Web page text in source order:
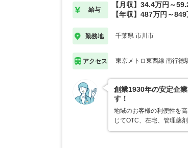
給与
【月収】34.4万円～
【年収】487万円～849
勤務地 千葉県 市川市
アクセス 東京メトロ東西線 南行徳
創業1930年の安定企
す！
地域のお客様の利便性を
じてOTC、在宅、管理薬